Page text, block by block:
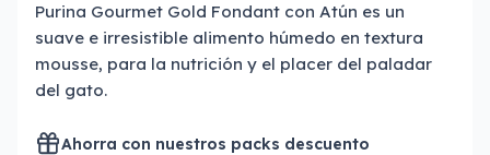
Purina Gourmet Gold Fondant con Atún es un
suave e irresistible alimento húmedo en textura
mousse, para la nutrición y el placer del paladar
del gato.
Ahorra con nuestros packs descuento